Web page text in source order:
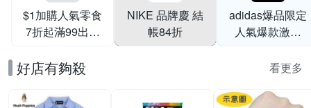
$1加購人氣零食
7折起滿99出貨
NIKE 品牌慶 結
帳84折
adidas爆品限定
人氣爆款激降
好店有夠殺 看更多